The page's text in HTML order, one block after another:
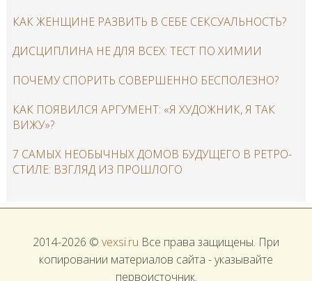
КАК ЖЕНЩИНЕ РАЗВИТЬ В СЕБЕ СЕКСУАЛЬНОСТЬ?
ДИСЦИПЛИНА НЕ ДЛЯ ВСЕХ: ТЕСТ ПО ХИМИИ
​ПОЧЕМУ СПОРИТЬ СОВЕРШЕННО БЕСПОЛЕЗНО?
КАК ПОЯВИЛСЯ АРГУМЕНТ: «Я ХУДОЖНИК, Я ТАК
ВИЖУ»?
7 САМЫХ НЕОБЫЧНЫХ ДОМОВ БУДУЩЕГО В РЕТРО-
СТИЛЕ: ВЗГЛЯД ИЗ ПРОШЛОГО
2014-2026 © vexsi.ru Все права защищены. При
копировании материалов сайта - указывайте
первоисточник.